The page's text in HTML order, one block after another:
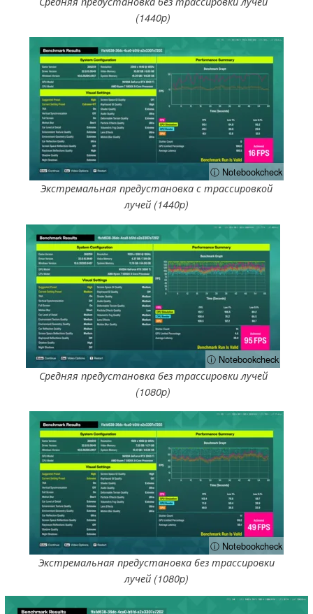
(1440p)
ⓘ Notebookcheck
Экстремальная предустановка с трассировкой
лучей (1440p)
ⓘ Notebookcheck
Средняя предустановка без трассировки лучей
(1080p)
ⓘ Notebookcheck
Экстремальная предустановка без трассировки
лучей (1080p)